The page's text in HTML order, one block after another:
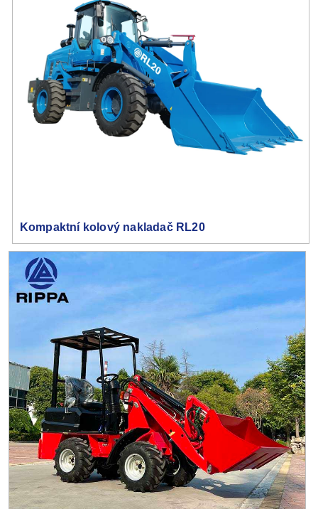
Kompaktní kolový nakladač RL20